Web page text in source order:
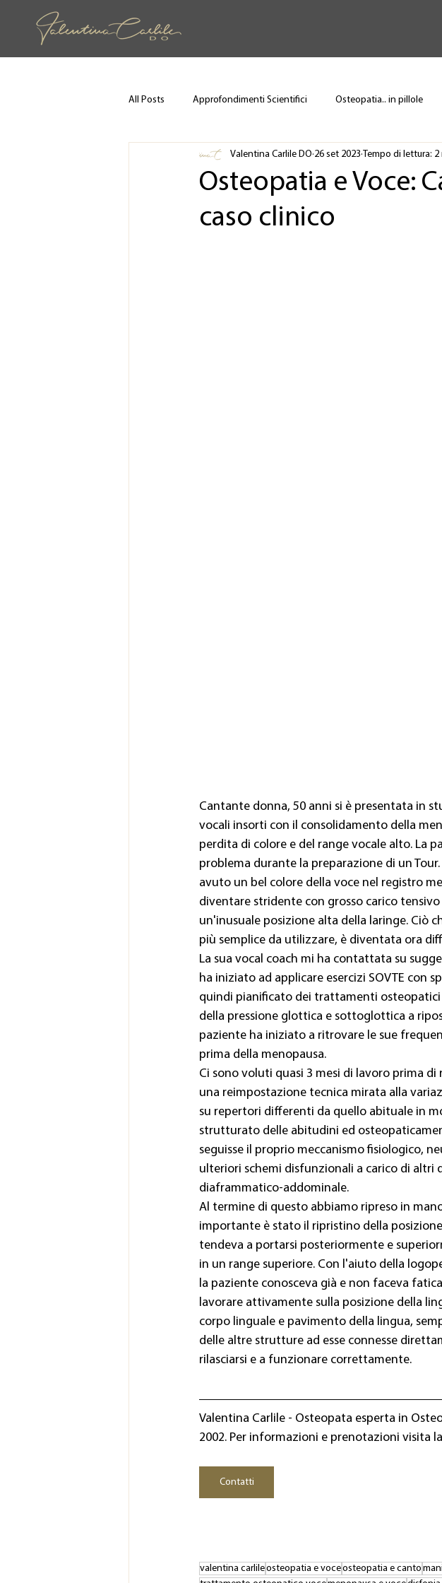
All Posts Approfondimenti Scientifici Osteopatia.. in pillole
Osteopatia e Voce:
caso clinico
Valentina Carlile DO 26 set 2023 Tempo di lettura: 2
Cantante donna, 50 anni si è presentata in
vocali insorti con il consolidamento della
perdita di colore e del range vocale alto. La
problema durante la preparazione di un
avuto un bel colore della voce nel registro
diventare stridente con grosso carico
un'inusuale posizione alta della laringe. Ciò
più semplice da utilizzare, è diventata ora
La sua vocal coach mi ha contattata su
ha iniziato ad applicare esercizi SOVTE con
quindi pianificato dei trattamenti
della pressione glottica e sottoglottica a
paziente ha iniziato a ritrovare le sue
prima della menopausa.
Ci sono voluti quasi 3 mesi di lavoro prima
una reimpostazione tecnica mirata alla
su repertori differenti da quello abituale in
strutturato delle abitudini ed
seguisse il proprio meccanismo fisiologico,
ulteriori schemi disfunzionali a carico di altri
diaframmatico-addominale.
Al termine di questo abbiamo ripreso in
importante è stato il ripristino della
tendeva a portarsi posteriormente e
in un range superiore. Con l'aiuto della
la paziente conosceva già e non faceva
lavorare attivamente sulla posizione della
corpo linguale e pavimento della lingua,
delle altre strutture ad esse connesse
rilasciarsi e a funzionare correttamente.
Valentina Carlile - Osteopata esperta in
2002. Per informazioni e prenotazioni visita
Contatti
valentina carlileosteopatia e voceosteopatia e canto